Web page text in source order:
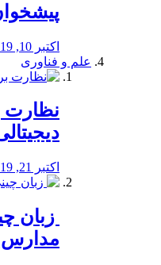
اکتبر 10, 2019
علم و فناوری
نظارت
اکتبر 21, 2019
زبان
مدارس